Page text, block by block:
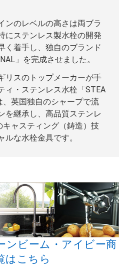
ンのレベルの高さは両ブラ
にステンレス製水栓の開発
く着手し、独自のブランド
」を完成させました。
リスのトップメーカーが手
ィ・ステンレス水栓「STEA
、英国独自のシャープで流
を継承し、高品質ステンレ
ャスティング（鋳造）技
な水栓金具です。
ンビーム・アイビー商
はこちら